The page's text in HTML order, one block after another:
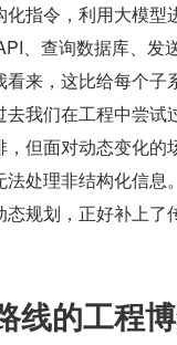
指令，利用大模型
、查询数据库、发
看来，这比给每个子
去我们在工程中尝试
，但面对动态变化的
法处理非结构化信息
规划，正好补上了
线的工程